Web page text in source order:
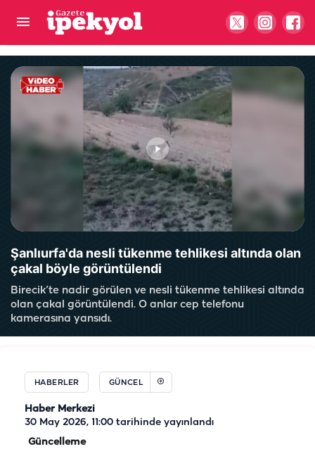
Şanlıurfa'da nesli tükenme tehlikesi altında olan
çakal böyle görüntülendi
Birecik’te nadir görülen ve nesli tükenme tehlikesi altında
olan çakal görüntülendi. O anlar cep telefonu
kamerasına yansıdı.
HABERLER GÜNCEL
Haber Merkezi
30 May 2026, 11:00 tarihinde yayınlandı
Güncelleme
Haliliye'de bozulan yollar baştan sona
yenileniyor: 5 mahallede çalışma başladı